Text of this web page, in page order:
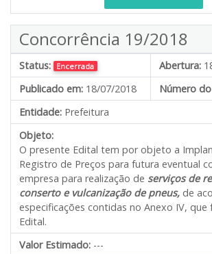
Concorrência 19/2018
Status: Encerrada Abertura:
Publicado em: 18/07/2018
Número
Entidade: Prefeitura
Objeto:
O presente Edital tem por objeto a
Registro de Preços para futura eventual
empresa para realização de serviços de
conserto e vulcanização de pneus, de
especificações contidas no Anexo IV,
Edital.
Valor Estimado: ---